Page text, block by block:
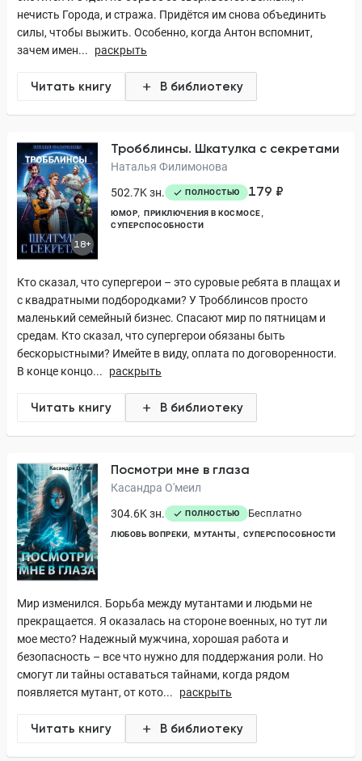
нечисть Города, и стража. Придётся им снова объединить
силы, чтобы выжить. Особенно, когда Антон вспомнит,
зачем имен...
раскрыть
Читать книгу В библиотеку
18+
Тробблинсы. Шкатулка с секретами
Наталья Филимонова
502.7K зн.
ПОЛНОСТЬЮ 179 ₽
ЮМОР
ПРИКЛЮЧЕНИЯ В КОСМОСЕ
СУПЕРСПОСОБНОСТИ
Кто сказал, что супергерои – это суровые ребята в плащах и
с квадратными подбородками? У Тробблинсов просто
маленький семейный бизнес. Спасают мир по пятницам и
средам. Кто сказал, что супергерои обязаны быть
бескорыстными? Имейте в виду, оплата по договоренности.
В конце концо...
раскрыть
Читать книгу В библиотеку
Посмотри мне в глаза
Касандра О'меил
304.6K зн.
ПОЛНОСТЬЮ Бесплатно
ЛЮБОВЬ ВОПРЕКИ МУТАНТЫ СУПЕРСПОСОБНОСТИ
Мир изменился. Борьба между мутантами и людьми не
прекращается. Я оказалась на стороне военных, но тут ли
мое место? Надежный мужчина, хорошая работа и
безопасность – все что нужно для поддержания роли. Но
смогут ли тайны оставаться тайнами, когда рядом
появляется мутант, от кото...
раскрыть
Читать книгу В библиотеку